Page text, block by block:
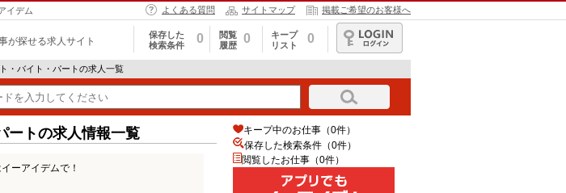
イデム よくある質問 サイトマップ 掲載ご希望のお客様へ
が探せる求人サイト
保存した
検索条件
0
閲覧
履歴
0
キープ
リスト
0
ログイン
・バイト・パートの求人一覧
ートの求人情報一覧
ーアイデムで！
キープ中のお仕事（0件）
保存した検索条件（0件）
閲覧したお仕事（0件）